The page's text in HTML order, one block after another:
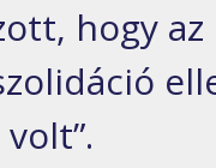
hogy